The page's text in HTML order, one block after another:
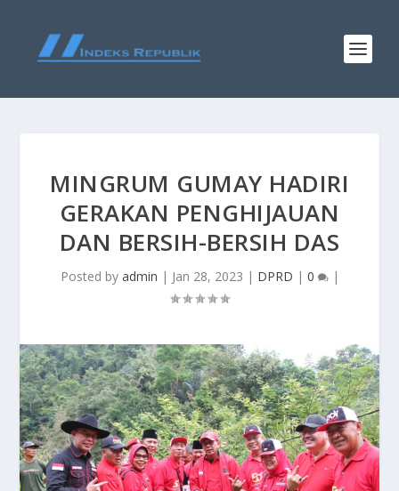
MINGRUM GUMAY HADIRI
GERAKAN PENGHIJAUAN
DAN BERSIH-BERSIH DAS
Posted by admin | Jan 28, 2023 | DPRD | 0 |